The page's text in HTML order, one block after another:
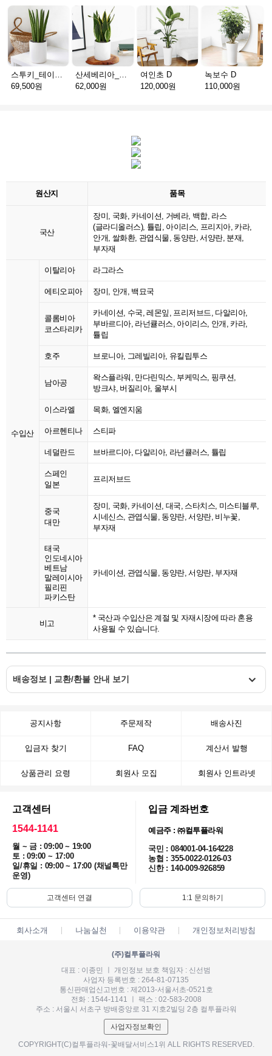
스투키_테이블용 D
69,500원
산세베리아_테이블용 H
62,000원
여인초 D
120,000원
녹보수 D
110,000원
원산지 품목
국산
장미, 국화, 카네이션, 거베라, 백합, 라스
(글라디올러스), 튤립, 아이리스, 프리지아, 카라,
안개, 쌀화환, 관엽식물, 동양란, 서양란, 분재,
부자재
수입산
이탈리아 라그라스
에티오피아 장미, 안개, 백묘국
콜롬비아
코스타리카
카네이션, 수국, 레몬잎, 프리저브드, 다알리아,
부바르디아, 라넌큘러스, 아이리스, 안개, 카라,
튤립
호주 브로니아, 그레빌리아, 유킬립투스
남아공
왁스플라워, 만다린믹스, 부케믹스, 핑쿠션,
방크샤, 버질리아, 울부시
이스라엘 목화, 엘엔지움
아르헨티나 스티파
네덜란드 브바르디아, 다알리아, 라넌큘러스, 튤립
스페인
일본
프리저브드
중국
대만
장미, 국화, 카네이션, 대국, 스타치스, 미스티블루,
시네신스, 관엽식물, 동양란, 서양란, 비누꽃,
부자재
태국
인도네시아
베트남
말레이시아
필리핀
파키스탄
카네이션, 관엽식물, 동양란, 서양란, 부자재
비고
* 국산과 수입산은 계절 및 자재시장에 따라 혼용
사용될 수 있습니다.
배송정보 | 교환/환불 안내 보기
공지사항 주문제작 배송사진
입금자 찾기 FAQ 계산서 발행
상품관리 요령 회원사 모집 회원사 인트라넷
고객센터
1544-1141
월 ~ 금 : 09:00 ~ 19:00
토 : 09:00 ~ 17:00
일/휴일 : 09:00 ~ 17:00 (채널톡만
운영)
입금 계좌번호
예금주 : ㈜컬투플라워
국민 : 084001-04-164228
농협 : 355-0022-0126-03
신한 : 140-009-926859
고객센터 연결 1:1 문의하기
회사소개 나눔실천 이용약관 개인정보처리방침
(주)컬투플라워
대표 : 이종민 ㅣ 개인정보 보호 책임자 : 신선범
사업자 등록번호 : 264-81-07135
통신판매업신고번호 : 제2013-서울서초-0521호
전화 : 1544-1141 ㅣ 팩스 : 02-583-2008
주소 : 서울시 서초구 방배중앙로 31 지호2빌딩 2층 컬투플라워
사업자정보확인
COPYRIGHT(C)컬투플라워-꽃배달서비스1위 ALL RIGHTS RESERVED.